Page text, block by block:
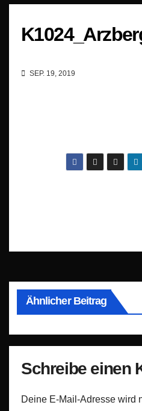
SEP. 19, 2019
Ähnlicher Beitrag
Schreibe einen
Deine E-Mail-Adresse wird